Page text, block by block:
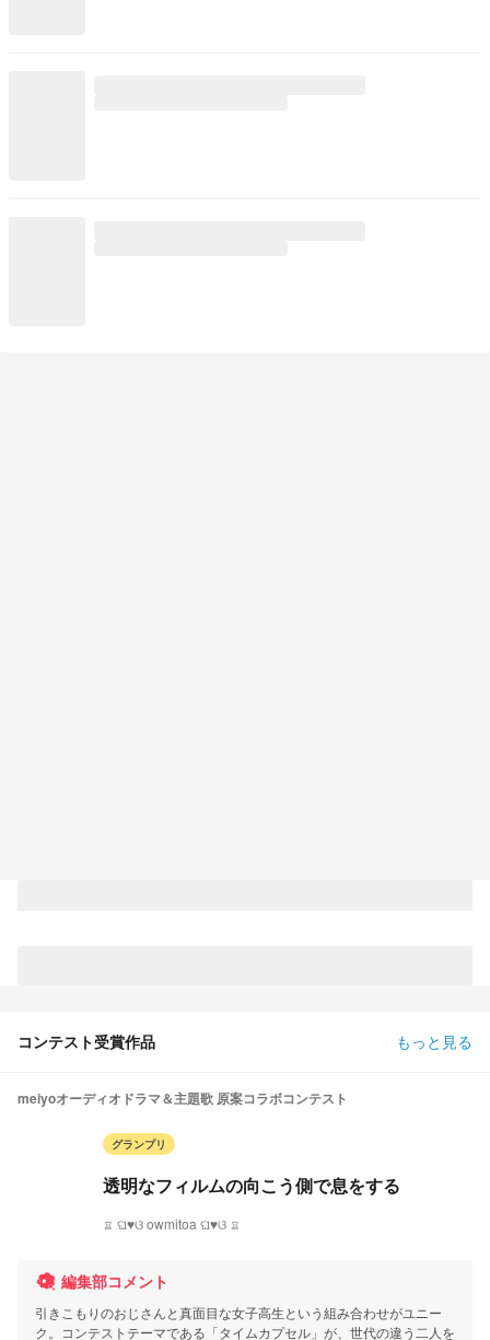
コンテスト受賞作品 もっと見る
meiyoオーディオドラマ＆主題歌 原案コラボコンテスト
グランプリ
透明なフィルムの向こう側で息をする
♖ ଘ♥ଓ owmitoa ଘ♥ଓ ♖
編集部コメント
引きこもりのおじさんと真面目な女子高生という組み合わせがユニー
ク。コンテストテーマである「タイムカプセル」が、世代の違う二人を